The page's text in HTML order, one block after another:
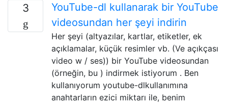
3
YouTube-dl kullanarak bir YouTube
videosundan her şeyi indirin
Her şeyi (altyazılar, kartlar, etiketler, ek
açıklamalar, küçük resimler vb. (Ve açıkçası
video w / ses)) bir YouTube videosundan
(örneğin, bu ) indirmek istiyorum . Ben
kullanıyorum youtube-dlkullanımına
anahtarların ezici miktarı ile, benim